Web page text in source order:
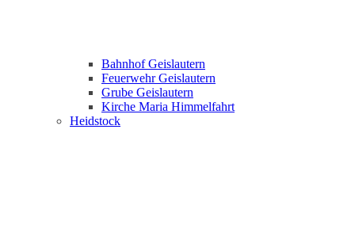
Bahnhof Geislautern
Feuerwehr Geislautern
Grube Geislautern
Kirche Maria Himmelfahrt
Heidstock